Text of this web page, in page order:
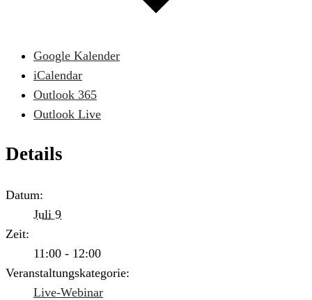
Google Kalender
iCalendar
Outlook 365
Outlook Live
Details
Datum:
Juli 9
Zeit:
11:00 - 12:00
Veranstaltungskategorie:
Live-Webinar